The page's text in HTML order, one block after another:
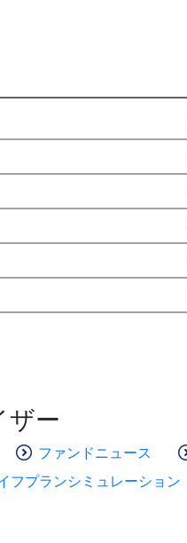
ザー
ファンドニュース
フプランシミュレーション